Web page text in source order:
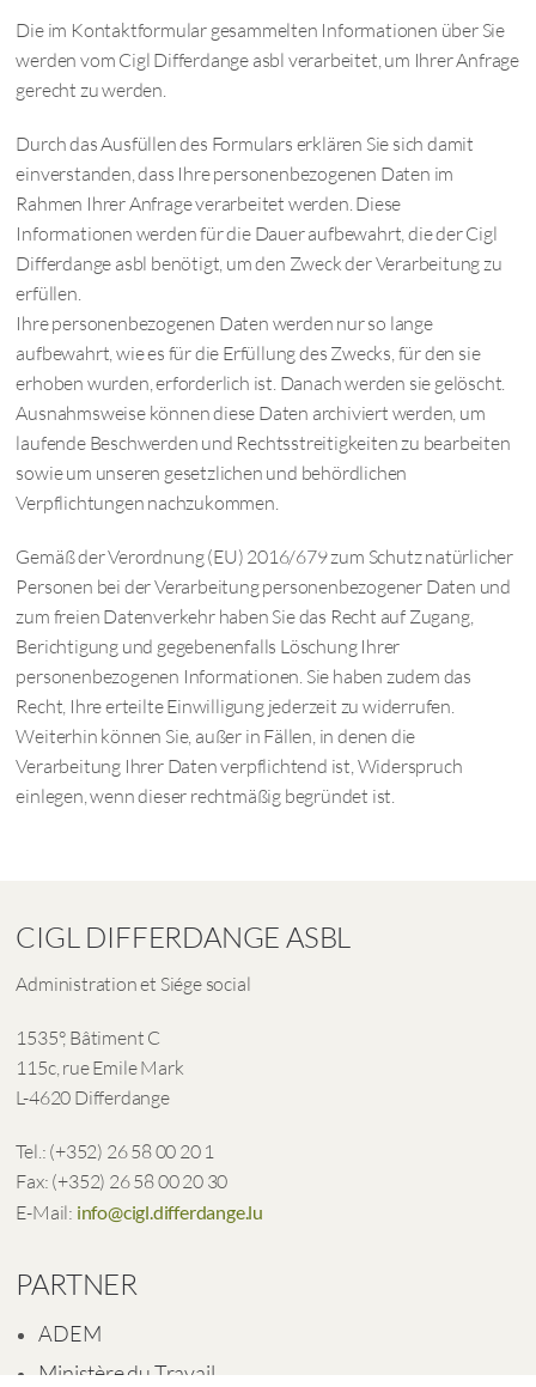
Die im Kontaktformular gesammelten Informationen über Sie
werden vom Cigl Differdange asbl verarbeitet, um Ihrer Anfrage
gerecht zu werden.
Durch das Ausfüllen des Formulars erklären Sie sich damit
einverstanden, dass Ihre personenbezogenen Daten im
Rahmen Ihrer Anfrage verarbeitet werden. Diese
Informationen werden für die Dauer aufbewahrt, die der Cigl
Differdange asbl benötigt, um den Zweck der Verarbeitung zu
erfüllen.
Ihre personenbezogenen Daten werden nur so lange
aufbewahrt, wie es für die Erfüllung des Zwecks, für den sie
erhoben wurden, erforderlich ist. Danach werden sie gelöscht.
Ausnahmsweise können diese Daten archiviert werden, um
laufende Beschwerden und Rechtsstreitigkeiten zu bearbeiten
sowie um unseren gesetzlichen und behördlichen
Verpflichtungen nachzukommen.
Gemäß der Verordnung (EU) 2016/679 zum Schutz natürlicher
Personen bei der Verarbeitung personenbezogener Daten und
zum freien Datenverkehr haben Sie das Recht auf Zugang,
Berichtigung und gegebenenfalls Löschung Ihrer
personenbezogenen Informationen. Sie haben zudem das
Recht, Ihre erteilte Einwilligung jederzeit zu widerrufen.
Weiterhin können Sie, außer in Fällen, in denen die
Verarbeitung Ihrer Daten verpflichtend ist, Widerspruch
einlegen, wenn dieser rechtmäßig begründet ist.
CIGL DIFFERDANGE ASBL
Administration et Siége social
1535°, Bâtiment C
115c, rue Emile Mark
L-4620 Differdange
Tel.: (+352) 26 58 00 20 1
Fax: (+352) 26 58 00 20 30
E-Mail: info@cigl.differdange.lu
PARTNER
ADEM
Ministère du Travail